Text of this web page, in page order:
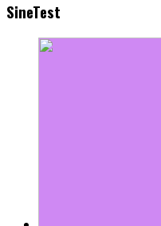
SineTest